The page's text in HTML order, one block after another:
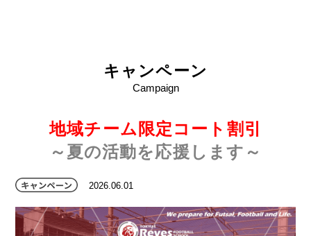
キャンペーン
Campaign
地域チーム限定コート割引
～夏の活動を応援します ～
2026.06.01